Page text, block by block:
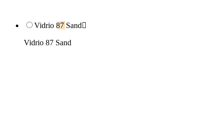
Vidrio 87 Sand
Vidrio 87 Sand